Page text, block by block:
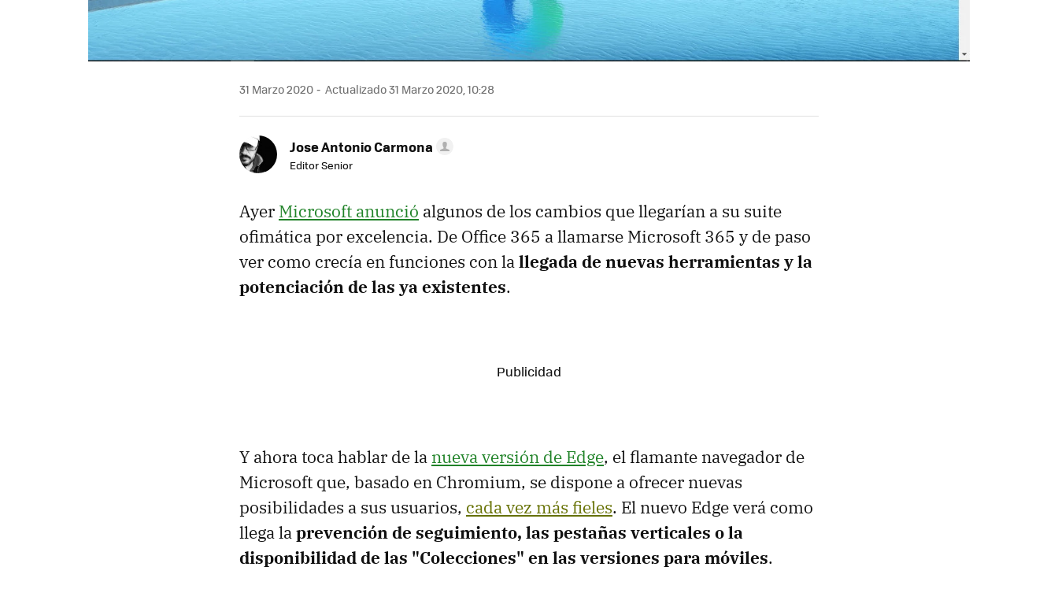
31 Marzo 2020 Actualizado 31 Marzo 2020, 10:28
Jose Antonio Carmona
Editor Senior
Ayer Microsoft anunció algunos de los cambios que llegarían a su suite
ofimática por excelencia. De Office 365 a llamarse Microsoft 365 y de paso
ver como crecía en funciones con lallegada de nuevas herramientas y la
potenciación de las ya existentes.
Y ahora toca hablar de la nueva versión de Edge, el flamante navegador de
Microsoft que, basado en Chromium, se dispone a ofrecer nuevas
posibilidades a sus usuarios, cada vez más fieles. El nuevo Edge verá como
llega laprevención de seguimiento, las pestañas verticales o la
disponibilidad de las "Colecciones" en las versiones para móviles.